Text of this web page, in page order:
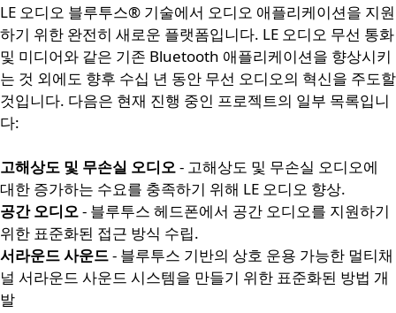
LE 오디오 블루투스® 기술에서 오디오 애플리케이션을 지원
하기 위한 완전히 새로운 플랫폼입니다. LE 오디오 무선 통화
및 미디어와 같은 기존 Bluetooth 애플리케이션을 향상시키
는 것 외에도 향후 수십 년 동안 무선 오디오의 혁신을 주도할
것입니다. 다음은 현재 진행 중인 프로젝트의 일부 목록입니
다:
고해상도 및 무손실 오디오- 고해상도 및 무손실 오디오에
대한 증가하는 수요를 충족하기 위해 LE 오디오 향상.
공간 오디오- 블루투스 헤드폰에서 공간 오디오를 지원하기
위한 표준화된 접근 방식 수립.
서라운드 사운드- 블루투스 기반의 상호 운용 가능한 멀티채
널 서라운드 사운드 시스템을 만들기 위한 표준화된 방법 개
발